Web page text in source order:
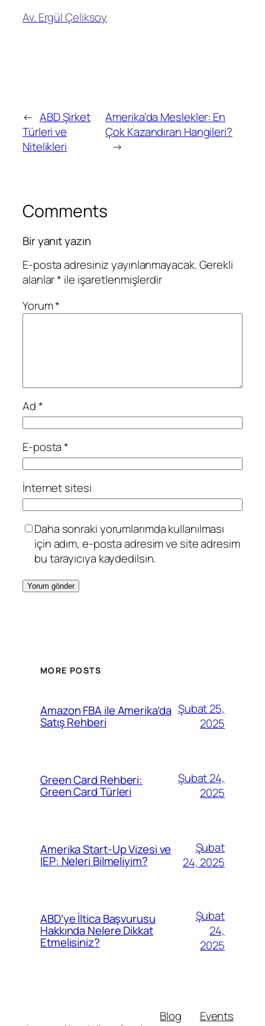
Av. Ergül Çeliksoy
← ABD Şirket
Türleri ve
Nitelikleri
Amerika’da Meslekler: En
Çok Kazandıran Hangileri?
→
Comments
Bir yanıt yazın
E-posta adresiniz yayınlanmayacak.Gerekli
alanlar* ile işaretlenmişlerdir
Yorum*
Ad*
E-posta*
İnternet sitesi
Daha sonraki yorumlarımda kullanılması
için adım, e-posta adresim ve site adresim
bu tarayıcıya kaydedilsin.
MORE POSTS
Amazon FBA ile Amerika’da
Satış Rehberi
Şubat 25,
2025
Green Card Rehberi:
Green Card Türleri
Şubat 24,
2025
Amerika Start-Up Vizesi ve
IEP: Neleri Bilmeliyim?
Şubat
24, 2025
ABD’ye İltica Başvurusu
Hakkında Nelere Dikkat
Etmelisiniz?
Şubat
24,
2025
Blog
Events